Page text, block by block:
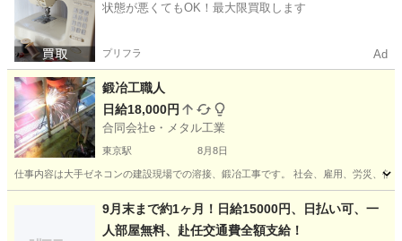
状態が悪くてもOK！最大限買取します
プリフラ Ad
鍛冶工職人
日給18,000円
合同会社e・メタル工業
東京駅 8月8日
仕事内容は大手ゼネコンの建設現場での溶接、鍛冶工事です。 社会、雇用、労災、
東京駅 加工 鍛冶
9月末まで約1ヶ月！日給15000円、日払い可、一
人部屋無料、赴任交通費全額支給！